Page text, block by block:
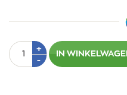
Aantal+Plus
-Min
IN